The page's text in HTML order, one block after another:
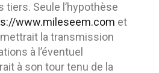
tiers. Seule l’hypothèse
www.mileseem.com et
la transmission
à l’éventuel
à son tour tenu de la